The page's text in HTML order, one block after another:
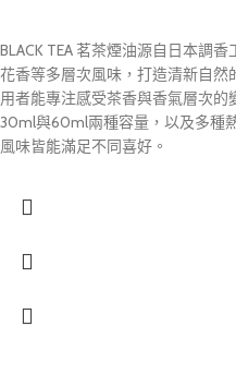
BLACK TEA 茗茶煙油源自日本調
花香等多層次風味，打造清新自
用者能專注感受茶香與香氣層次
30ml與60ml兩種容量，以及多種
風味皆能滿足不同喜好。